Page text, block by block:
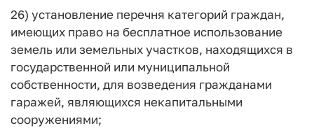
26) установление перечня категорий граждан,
имеющих право на бесплатное использование
земель или земельных участков, находящихся в
государственной или муниципальной
собственности, для возведения гражданами
гаражей, являющихся некапитальными
сооружениями;